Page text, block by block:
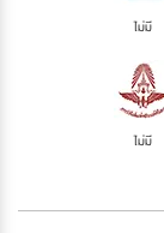
ไม่มี
ไม่มี